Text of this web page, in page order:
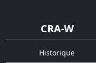
CRA-W
Historique